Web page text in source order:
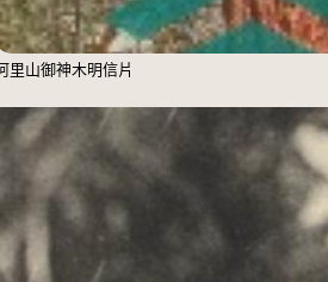
里山御神木明信片